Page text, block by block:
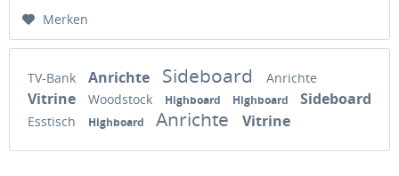
Merken
TV-Bank Anrichte Sideboard Anrichte
Vitrine Woodstock Highboard Highboard Sideboard
Esstisch Highboard Anrichte Vitrine